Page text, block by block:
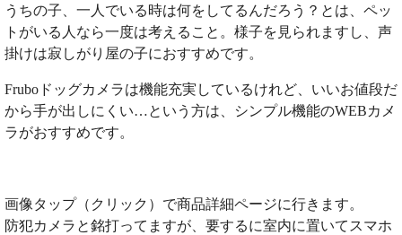
うちの子、一人でいる時は何をしてるんだろう？とは、ペッ
トがいる人なら一度は考えること。様子を見られますし、声
掛けは寂しがり屋の子におすすめです。
Fruboドッグカメラは機能充実しているけれど、いいお値段だ
から手が出しにくい…という方は、シンプル機能のWEBカメ
ラがおすすめです。
画像タップ（クリック）で商品詳細ページに行きます。
防犯カメラと銘打ってますが、要するに室内に置いてスマホ